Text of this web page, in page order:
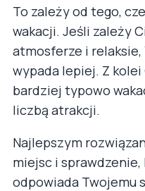
To zależy od tego,
wakacji. Jeśli zależy
atmosferze i relaksie,
wypada lepiej. Z
bardziej typowo
liczbą atrakcji.
Najlepszym
miejsc i
odpowiada Twojemu